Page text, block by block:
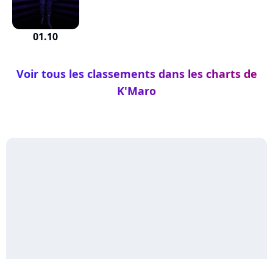
01.10
Voir tous les classements dans les charts de
K'Maro